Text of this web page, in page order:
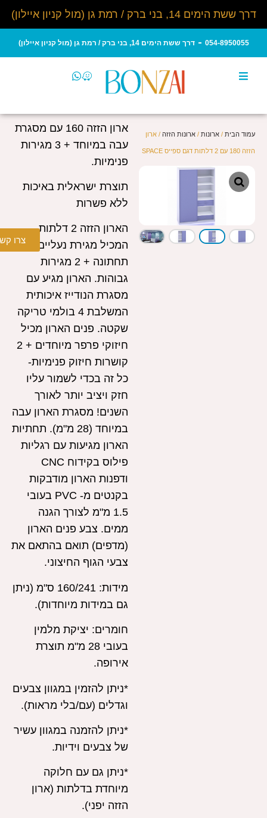
דרך ששת הימים 14, בני ברק / רמת גן (מול קניון איילון)
054-8950055 דרך ששת הימים 14, בני ברק / רמת גן (מול קניון איילון)
עמוד הבית / ארונות / ארונות הזזה / ארון
הזזה 180 עם 2 דלתות דגם ספייס SPACE
ארון הזזה 160 עם מסגרת
עבה במיוחד + 3 מגירות
פנימיות.
תוצרת ישראלית באיכות
ללא פשרות
הארון הזזה 2 דלתות
המכיל מגירת נעליים
תחתונה + 2 מגירות
גבוהות. הארון מגיע עם
מסגרת הנודייז איכותית
המשלבת 4 בולמי טריקה
שקטה. פנים הארון מכיל
חיזוקי פרפר מיוחדים + 2
קושרות חיזוק פנימיות-
כל זה בכדי לשמור עליו
חזק ויציב יותר לאורך
השנים! מסגרת הארון עבה
במיוחד (28 מ"מ). תחתיות
הארון מגיעות עם רגליות
פילוס בקידוח CNC
ודפנות הארון מודבקות
בקנטים מ- PVC בעובי
1.5 מ"מ לצורך הגנה
ממים. צבע פנים הארון
(מדפים) תואם בהתאם את
צבעי הגוף החיצוני.
מידות: 160/241 ס"מ (ניתן
גם במידות מיוחדות).
חומרים: יציקת מלמין
בעובי 28 מ"מ תוצרת
אירופה.
*ניתן להזמין במגוון צבעים
וגדלים (עם/בלי מראות).
*ניתן להזמנה במגוון עשיר
של צבעים וידיות.
*ניתן גם עם חלוקה
מיוחדת בדלתות (ארון
הזזה יפני).
צרו